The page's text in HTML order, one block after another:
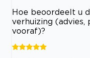
Hoe beoordeelt u
verhuizing (advies,
vooraf)?